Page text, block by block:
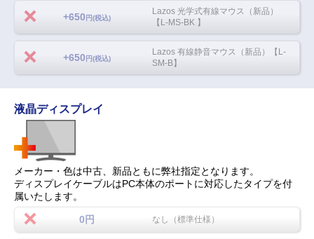
+650 円(税込)
Lazos 光学式有線マウス（新品）
【L-MS-BK 】
+650 円(税込)
Lazos 有線静音マウス（新品）【L-
SM-B】
液晶ディスプレイ
メーカー・色は中古、新品ともに弊社指定となります。
ディスプレイケーブルはPC本体のポートに対応したタイプを付
属いたします。
0円 なし（標準仕様）